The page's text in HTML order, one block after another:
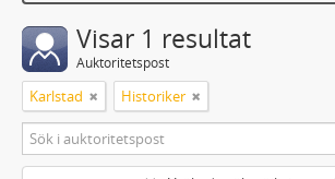
Visar 1 resultat
Auktoritetspost
Karlstad Historiker